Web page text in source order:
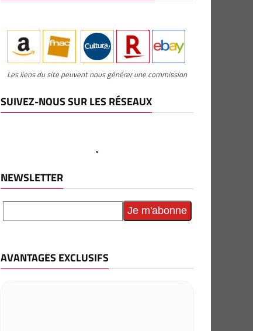
Les liens du site peuvent nous générer une commission
SUIVEZ-NOUS SUR LES RÉSEAUX
NEWSLETTER
AVANTAGES EXCLUSIFS